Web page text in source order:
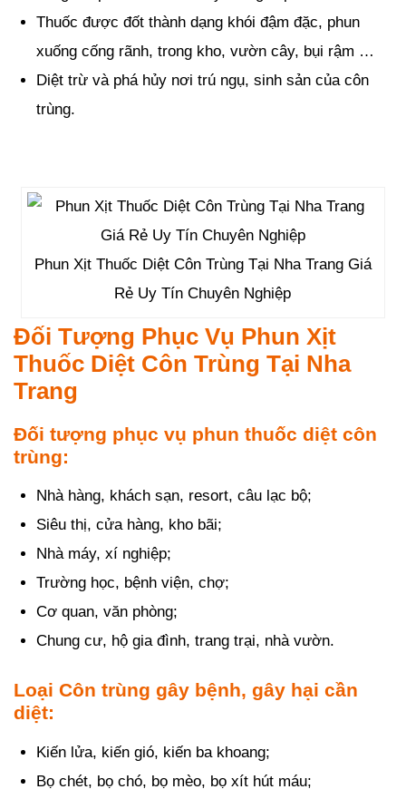
Thuốc được đốt thành dạng khói đậm đặc, phun
xuống cống rãnh, trong kho, vườn cây, bụi rậm …
Diệt trừ và phá hủy nơi trú ngụ, sinh sản của côn
trùng.
Phun Xịt Thuốc Diệt Côn Trùng Tại Nha Trang Giá
Rẻ Uy Tín Chuyên Nghiệp
Đối Tượng Phục Vụ Phun Xịt
Thuốc Diệt Côn Trùng Tại Nha
Trang
Đối tượng phục vụ phun thuốc diệt côn
trùng:
Nhà hàng, khách sạn, resort, câu lạc bộ;
Siêu thị, cửa hàng, kho bãi;
Nhà máy, xí nghiệp;
Trường học, bệnh viện, chợ;
Cơ quan, văn phòng;
Chung cư, hộ gia đình, trang trại, nhà vườn.
Loại Côn trùng gây bệnh, gây hại cần
diệt:
Kiến lửa, kiến gió, kiến ba khoang;
Bọ chét, bọ chó, bọ mèo, bọ xít hút máu;